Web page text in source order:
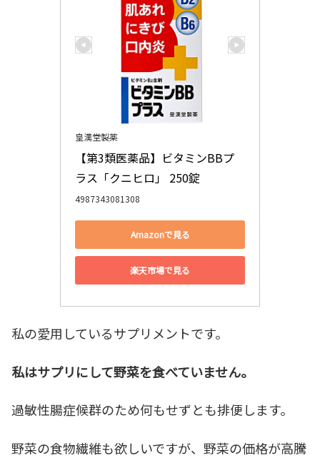
皇漢堂製薬
【第3類医薬品】ビタミンBBプ
ラス「クニヒロ」 250錠
4987343081308
Amazonで見る
楽天市場で見る
私の愛用しているサプリメントです。
私はサプリにして野菜を食べていません。
過敏性腸症候群のため何もせずとも排便します。
野菜の食物繊維も欲しいですが、野菜の価格が高騰